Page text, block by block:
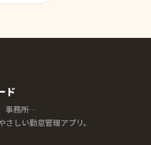
ド
事務所…
しい勤怠管理アプリ。